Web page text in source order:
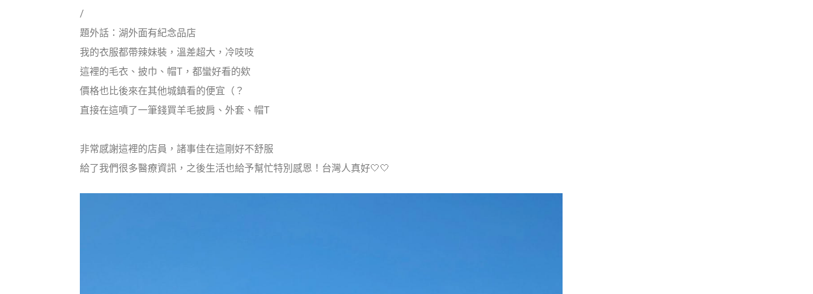
/
題外話：湖外面有紀念品店
我的衣服都帶辣妹裝，溫差超大，冷吱吱
這裡的毛衣、披巾、帽T，都蠻好看的欸
價格也比後來在其他城鎮看的便宜（？
直接在這噴了一筆錢買羊毛披肩、外套、帽T
非常感謝這裡的店員，諸事佳在這剛好不舒服
給了我們很多醫療資訊，之後生活也給予幫忙特別感恩！台灣人真好🤍🤍